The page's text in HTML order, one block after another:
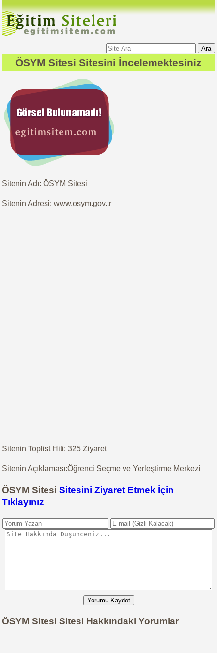
Ara
ÖSYM Sitesi Sitesini İncelemektesiniz
Sitenin Adı: ÖSYM Sitesi
Sitenin Adresi: www.osym.gov.tr
Sitenin Toplist Hiti: 325 Ziyaret
Sitenin Açıklaması:Öğrenci Seçme ve Yerleştirme Merkezi
ÖSYM SitesiSitesini Ziyaret Etmek İçin
Tıklayınız
Yorumu Kaydet
ÖSYM Sitesi Sitesi Hakkındaki Yorumlar